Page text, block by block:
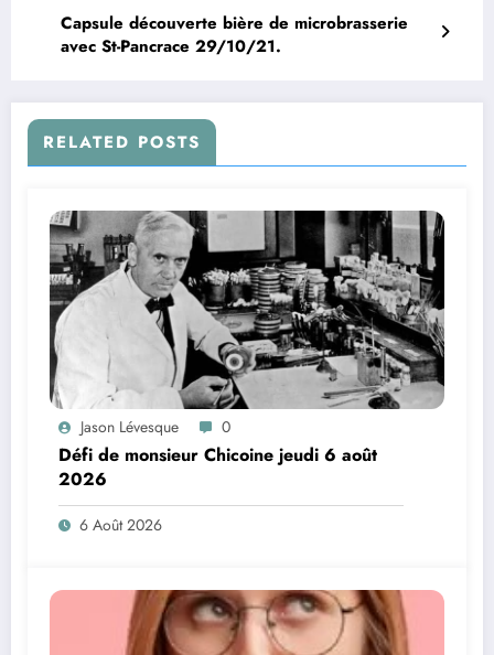
Capsule découverte bière de microbrasserie
avec St-Pancrace 29/10/21.
RELATED POSTS
Jason Lévesque 0
Défi de monsieur Chicoine jeudi 6 août
2026
6 Août 2026